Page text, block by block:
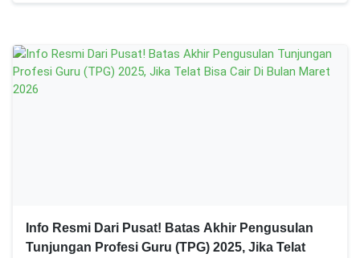
Info Resmi Dari Pusat! Batas Akhir Pengusulan
Tunjungan Profesi Guru (TPG) 2025, Jika Telat